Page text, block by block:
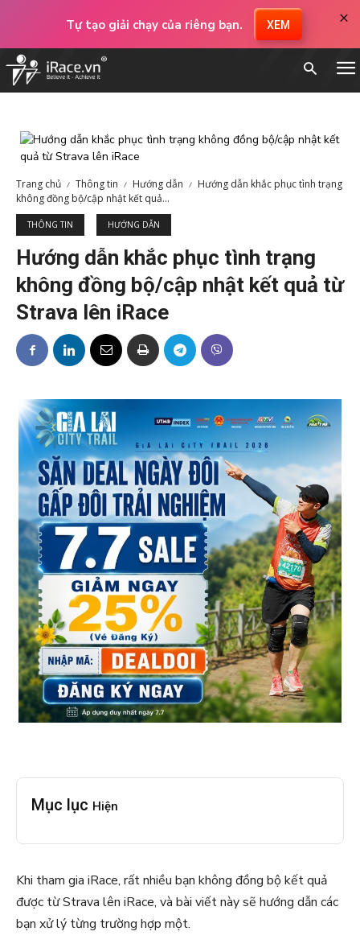
Tự tạo giải chạy của riêng bạn. XEM ×
Trang chủ Thông tin Hướng dẫn
Hướng dẫn khắc phục tình trạng
không đồng bộ/cập nhật kết quả...
THÔNG TIN HƯỚNG DẪN
Hướng dẫn khắc phục tình trạng
không đồng bộ/cập nhật kết quả từ
Strava lên iRace
Mục lục Hiện
Khi tham gia iRace, rất nhiều bạn không đồng bộ kết quả
được từ Strava lên iRace, và bài viết này sẽ hướng dẫn các
bạn xử lý từng trường hợp một.